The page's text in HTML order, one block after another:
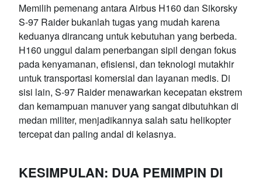
Memilih pemenang antara Airbus H160 dan Sikorsky
S-97 Raider bukanlah tugas yang mudah karena
keduanya dirancang untuk kebutuhan yang berbeda.
H160 unggul dalam penerbangan sipil dengan fokus
pada kenyamanan, efisiensi, dan teknologi mutakhir
untuk transportasi komersial dan layanan medis. Di
sisi lain, S-97 Raider menawarkan kecepatan ekstrem
dan kemampuan manuver yang sangat dibutuhkan di
medan militer, menjadikannya salah satu helikopter
tercepat dan paling andal di kelasnya.
KESIMPULAN: DUA PEMIMPIN DI